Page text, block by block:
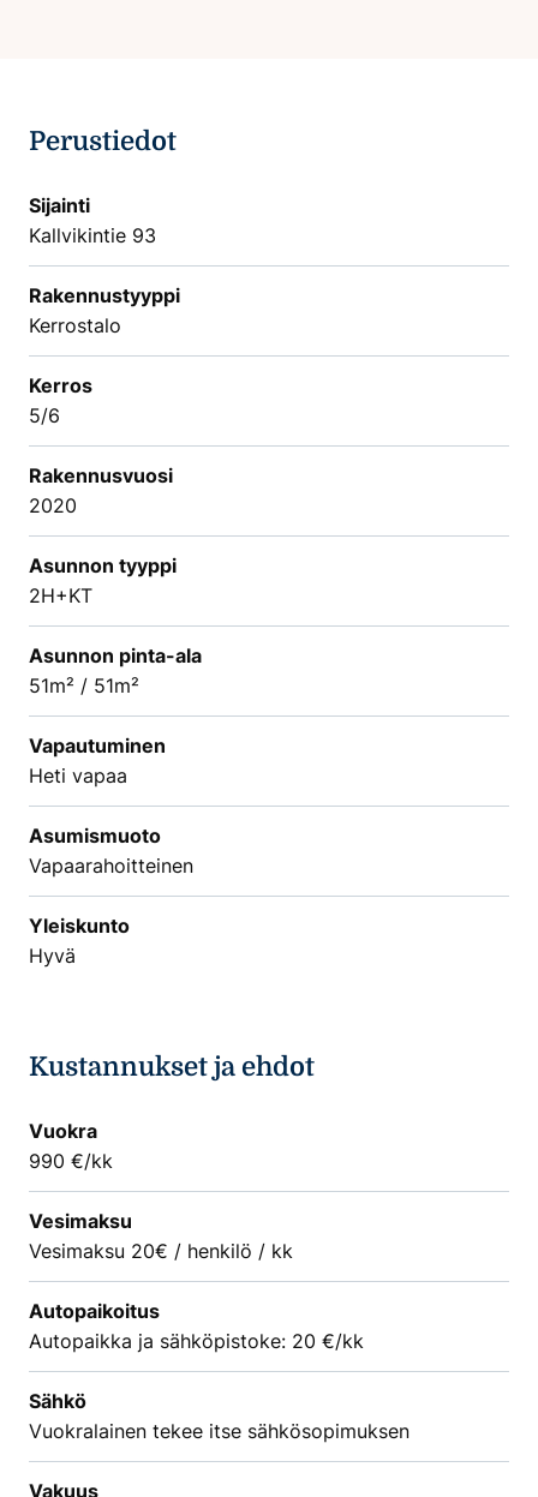
Perustiedot
Sijainti
Kallvikintie 93
Rakennustyyppi
Kerrostalo
Kerros
5/6
Rakennusvuosi
2020
Asunnon tyyppi
2H+KT
Asunnon pinta-ala
51m² / 51m²
Vapautuminen
Heti vapaa
Asumismuoto
Vapaarahoitteinen
Yleiskunto
Hyvä
Kustannukset ja ehdot
Vuokra
990 €/kk
Vesimaksu
Vesimaksu 20€ / henkilö / kk
Autopaikoitus
Autopaikka ja sähköpistoke: 20 €/kk
Sähkö
Vuokralainen tekee itse sähkösopimuksen
Vakuus